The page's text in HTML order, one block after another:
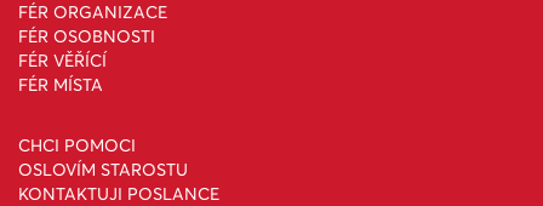
FÉR ORGANIZACE
FÉR OSOBNOSTI
FÉR VĚŘÍCÍ
FÉR MÍSTA
CHCI POMOCI
OSLOVÍM STAROSTU
KONTAKTUJI POSLANCE